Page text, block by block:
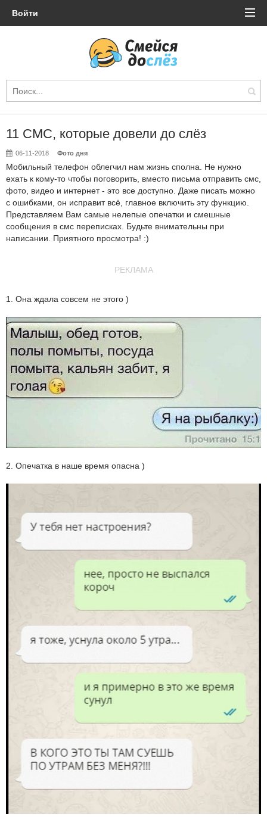
Войти
11 СМС, которые довели до слёз
06-11-2018 Фото дня
Мобильный телефон облегчил нам жизнь сполна. Не нужно
ехать к кому-то чтобы поговорить, вместо письма отправить смс,
фото, видео и интернет - это все доступно. Даже писать можно
с ошибками, он исправит всё, главное включить эту функцию.
Представляем Вам самые нелепые опечатки и смешные
сообщения в смс переписках. Будьте внимательны при
написании. Приятного просмотра! :)
РЕКЛАМА
1. Она ждала совсем не этого )
2. Опечатка в наше время опасна )